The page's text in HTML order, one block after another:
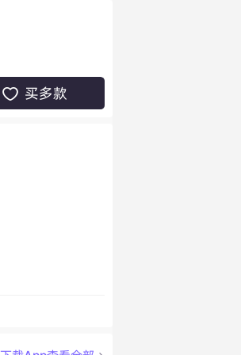
 买多款